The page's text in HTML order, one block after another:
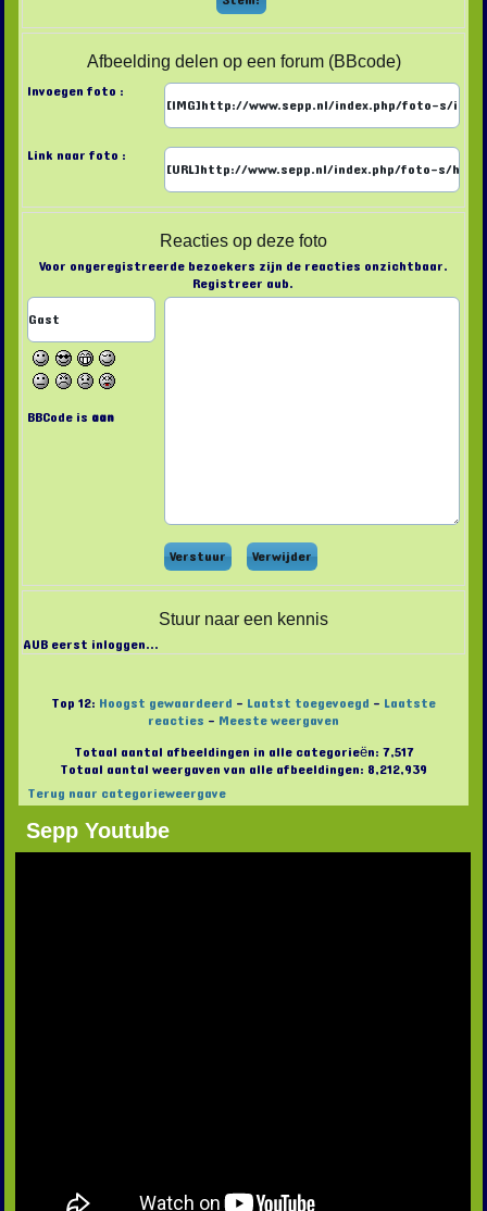
Afbeelding delen op een forum (BBcode)
Invoegen foto :
Link naar foto :
Reacties op deze foto
Voor ongeregistreerde bezoekers zijn de reacties onzichtbaar.
Registreer aub.
BBCode is aan
Stuur naar een kennis
AUB eerst inloggen...
Top 12: Hoogst gewaardeerd - Laatst toegevoegd - Laatste
reacties - Meeste weergaven
Totaal aantal afbeeldingen in alle categorieën: 7,517
Totaal aantal weergaven van alle afbeeldingen: 8,212,939
Terug naar categorieweergave
Sepp Youtube